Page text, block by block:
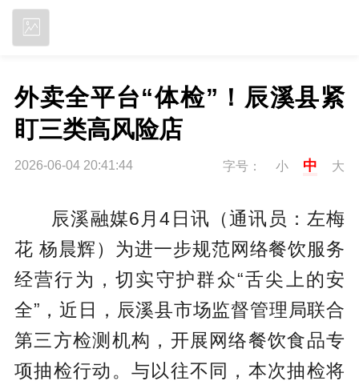
外卖全平台“体检”！辰溪县紧
盯三类高风险店
2026-06-04 20:41:44 字号： 小 中 大
辰溪融媒6月4日讯（通讯员：左梅
花 杨晨辉） 为进一步规范网络餐饮服务
经营行为，切实守护群众“舌尖上的安
全”，近日，辰溪县市场监督管理局联合
第三方检测机构，开展网络餐饮食品专
项抽检行动。与以往不同，本次抽检将